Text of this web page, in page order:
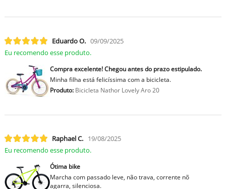
Eduardo O. 09/09/2025
Eu recomendo esse produto.
Compra excelente! Chegou antes do prazo estipulado.
Minha filha está felicíssima com a bicicleta.
Produto:Bicicleta Nathor Lovely Aro 20
Raphael C. 19/08/2025
Eu recomendo esse produto.
Ótima bike
Marcha com passado leve, não trava, corrente nõ
agarra, silenciosa.